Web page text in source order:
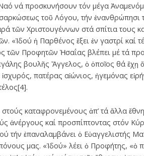
νά προσκυνήσουν τόν μέγα
τοῦ Λόγου, τήν ἐνανθρώπησι
τῶν Χριστουγέννων στά σπίτια τους
«Ἰδού ἡ Παρθένος ἕξει ἐν γαστρί καί
τῶν Προφητῶν Ἡσαΐας βλέπει μέ τά
βουλῆς Ἄγγελος, ὁ ὁποῖος θά ἔχῃ
πατέρας αἰώνιος, ἡγεμόνας
καταφρονεμένους ἀπ’ τά ἄλλα
καί προσπίπτοντας στόν
ἐπαναλαμβάνει ὁ Εὐαγγελιστής
μας. «Ἰδού» λέει ὁ Προφήτης, «ὁ